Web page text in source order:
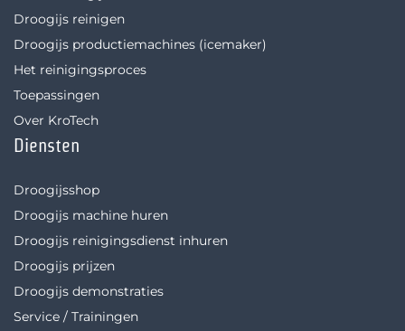
Droogijs reinigen
Droogijs productiemachines (icemaker)
Het reinigingsproces
Toepassingen
Over KroTech
Diensten
Droogijsshop
Droogijs machine huren
Droogijs reinigingsdienst inhuren
Droogijs prijzen
Droogijs demonstraties
Service / Trainingen